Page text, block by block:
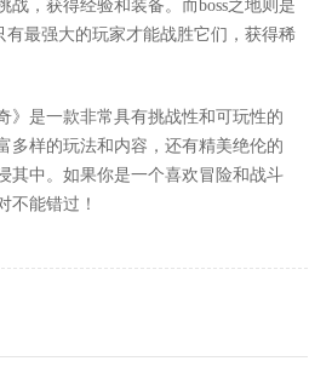
战，获得经验和装备。而boss之地则是
有最强大的玩家才能战胜它们，获得稀
》是一款非常具有挑战性和可玩性的
多样的玩法和内容，还有精美绝伦的
其中。如果你是一个喜欢冒险和战斗
不能错过！